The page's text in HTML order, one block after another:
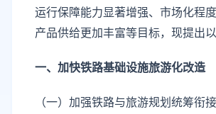
运行保障能力显著增强、市场化程度
产品供给更加丰富等目标，现提出以
一、加快铁路基础设施旅游化改造
（一）加强铁路与旅游规划统筹衔